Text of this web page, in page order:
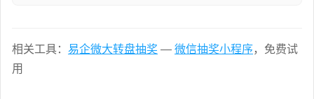
相关工具： 易企微大转盘抽奖 — 微信抽奖小程序，免费试
用